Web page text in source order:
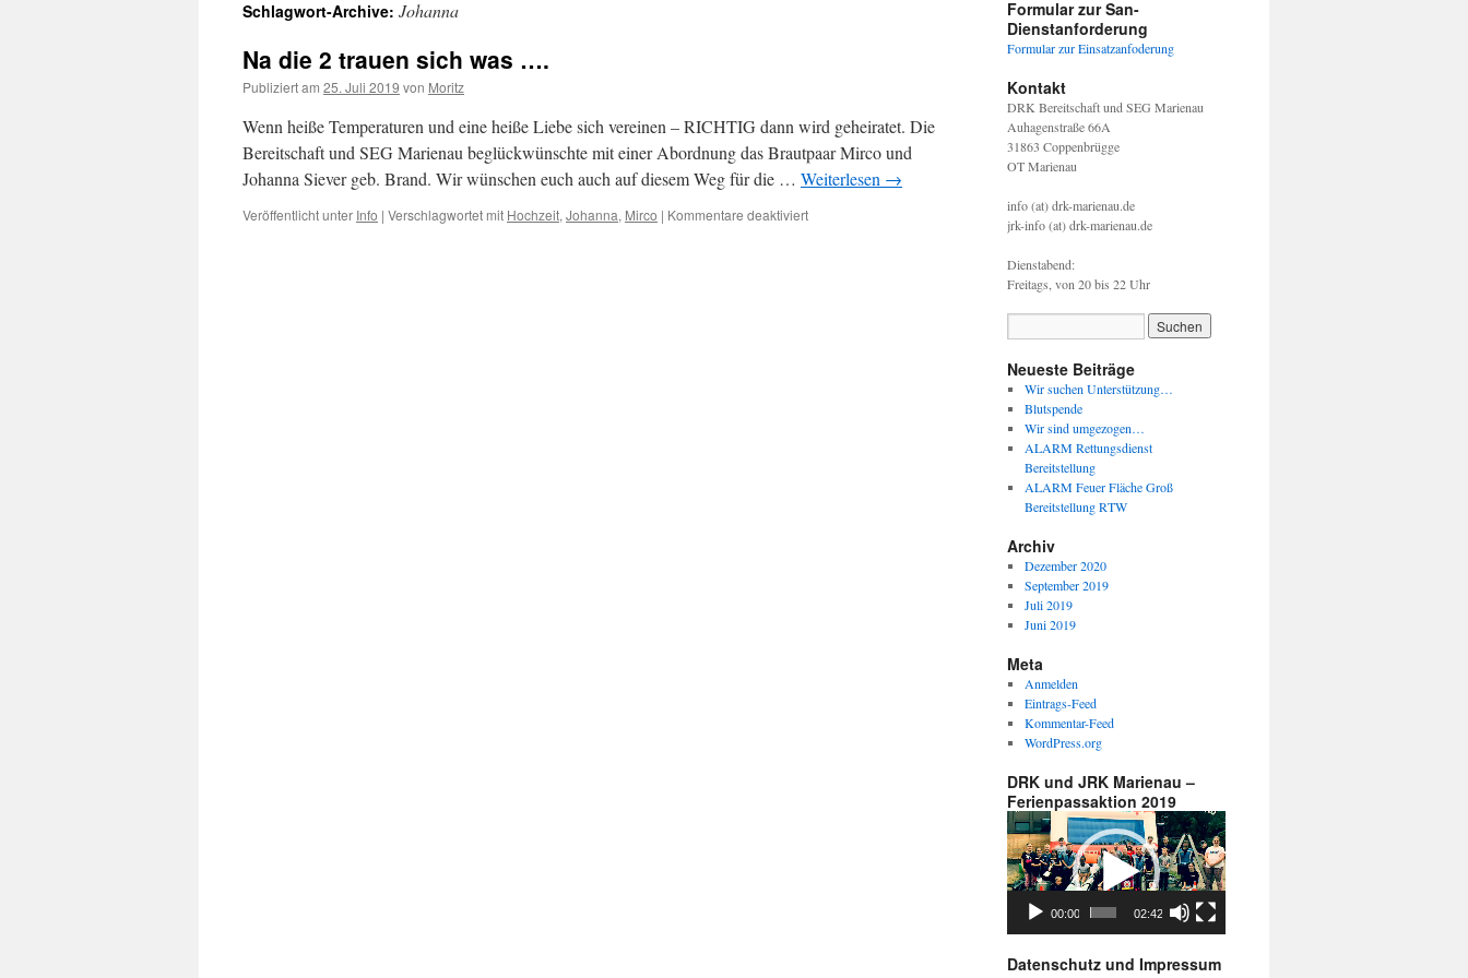
springen
Schlagwort-Archive: Johanna
Na die 2 trauen sich was ….
Publiziert am 25. Juli 2019 von Moritz
Wenn heiße Temperaturen und eine heiße Liebe sich vereinen – RICHTIG dann wird geheiratet. Die
Bereitschaft und SEG Marienau beglückwünschte mit einer Abordnung das Brautpaar Mirco und
Johanna Siever geb. Brand. Wir wünschen euch auch auf diesem Weg für die … Weiterlesen →
Veröffentlicht unter Info | Verschlagwortet mit Hochzeit, Johanna, Mirco | Kommentare deaktiviertfür
Formular zur San-
Dienstanforderung
Formular zur Einsatzanfoderung
Kontakt
DRK Bereitschaft und SEG Marienau
Auhagenstraße 66A
31863 Coppenbrügge
OT Marienau
info (at) drk-marienau.de
jrk-info (at) drk-marienau.de
Dienstabend:
Freitags, von 20 bis 22 Uhr
Neueste Beiträge
Wir suchen Unterstützung…
Blutspende
Wir sind umgezogen…
ALARM Rettungsdienst
Bereitstellung
ALARM Feuer Fläche Groß
Bereitstellung RTW
Archiv
Dezember 2020
September 2019
Juli 2019
Juni 2019
Meta
Anmelden
Eintrags-Feed
Kommentar-Feed
WordPress.org
DRK und JRK Marienau –
Ferienpassaktion 2019
Video-
Player
00:00 02:42
Datenschutz und Impressum